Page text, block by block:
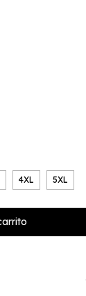
4XL 5XL